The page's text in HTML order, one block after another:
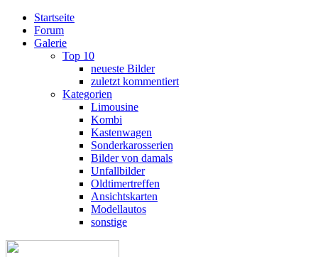
Startseite
Forum
Galerie
Top 10
neueste Bilder
zuletzt kommentiert
Kategorien
Limousine
Kombi
Kastenwagen
Sonderkarosserien
Bilder von damals
Unfallbilder
Oldtimertreffen
Ansichtskarten
Modellautos
sonstige